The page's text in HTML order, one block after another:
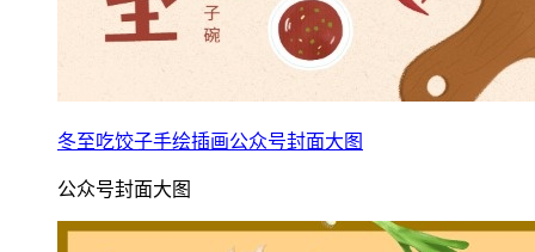
冬至吃饺子手绘插画公众号封面大图
公众号封面大图